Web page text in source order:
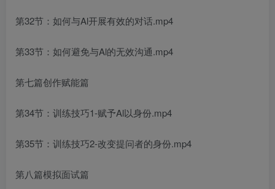
第32节：如何与Al开展有效的对话.mp4
第33节：如何避免与Al的无效沟通.mp4
第七篇创作赋能篇
第34节：训练技巧1-赋予Al以身份.mp4
第35节：训练技巧2-改变提问者的身份.mp4
第八篇模拟面试篇